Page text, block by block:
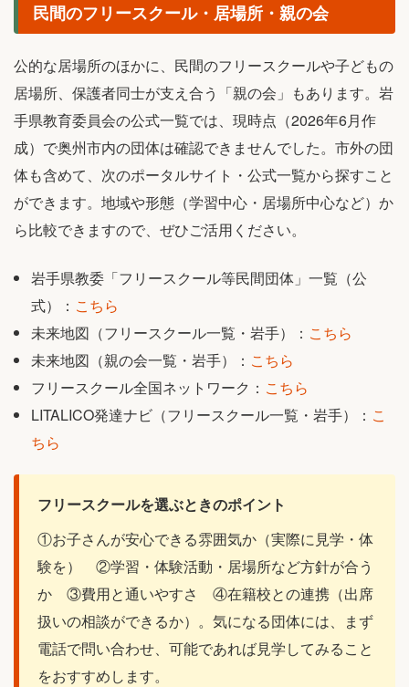
民間のフリースクール・居場所・親の会
公的な居場所のほかに、民間のフリースクールや子どもの
居場所、保護者同士が支え合う「親の会」もあります。岩
手県教育委員会の公式一覧では、現時点（2026年6月作
成）で奥州市内の団体は確認できませんでした。市外の団
体も含めて、次のポータルサイト・公式一覧から探すこと
ができます。地域や形態（学習中心・居場所中心など）か
ら比較できますので、ぜひご活用ください。
岩手県教委「フリースクール等民間団体」一覧（公
式）： こちら
未来地図（フリースクール一覧・岩手）： こちら
未来地図（親の会一覧・岩手）： こちら
フリースクール全国ネットワーク： こちら
LITALICO発達ナビ（フリースクール一覧・岩手）： こ
ちら
フリースクールを選ぶときのポイント
①お子さんが安心できる雰囲気か（実際に見学・体
験を） ②学習・体験活動・居場所など方針が合う
か ③費用と通いやすさ ④在籍校との連携（出席
扱いの相談ができるか）。気になる団体には、まず
電話で問い合わせ、可能であれば見学してみること
をおすすめします。